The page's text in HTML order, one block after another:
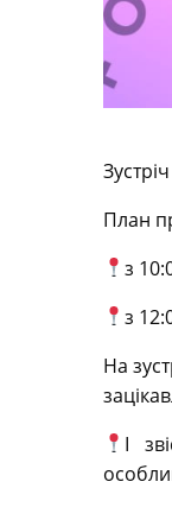
План
з
з
На
І